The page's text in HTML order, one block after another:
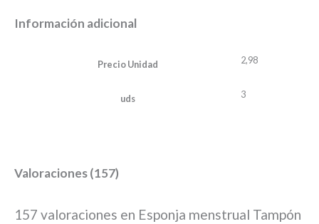
Información adicional
Precio Unidad 2,98
uds 3
Valoraciones (157)
157 valoraciones en Esponja menstrual Tampón